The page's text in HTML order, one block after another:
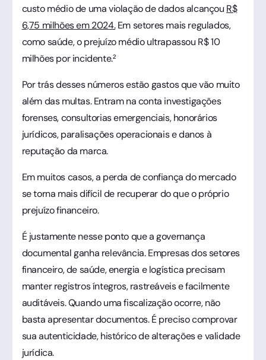
custo médio de uma violação de dados alcançou R$
6,75 milhões em 2024.Em setores mais regulados,
como saúde, o prejuízo médio ultrapassou R$ 10
milhões por incidente.²
Por trás desses números estão gastos que vão muito
além das multas. Entram na conta investigações
forenses, consultorias emergenciais, honorários
jurídicos, paralisações operacionais e danos à
reputação da marca.
Em muitos casos, a perda de confiança do mercado
se torna mais difícil de recuperar do que o próprio
prejuízo financeiro.
É justamente nesse ponto que a governança
documental ganha relevância. Empresas dos setores
financeiro, de saúde, energia e logística precisam
manter registros íntegros, rastreáveis e facilmente
auditáveis. Quando uma fiscalização ocorre, não
basta apresentar documentos. É preciso comprovar
sua autenticidade, histórico de alterações e validade
jurídica.